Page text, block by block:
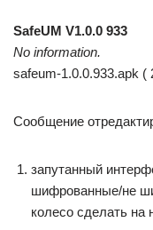
SafeUM V1.0.0 933
No information.
safeum-1.0.0.933.apk
Сообщение
запутанный
шифрованные/не
колесо сделать на